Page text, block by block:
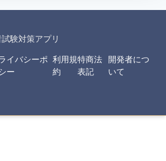
験対策アプリ
イバシーポ
ー
利用規
約
特商法
表記
開発者につ
いて